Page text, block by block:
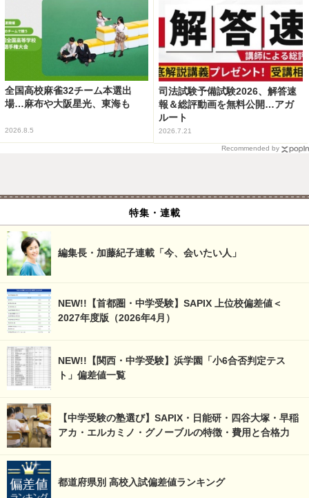
全国高校麻雀32チーム本選出
場…麻布や大阪星光、東海も
2026.8.5
司法試験予備試験2026、解答速
報＆総評動画を無料公開…アガ
ルート
2026.7.21
Recommended by
特集・連載
編集長・加藤紀子連載「今、会いたい人」
NEW!!【首都圏・中学受験】SAPIX 上位校偏差値＜
2027年度版（2026年4月）
NEW!!【関西・中学受験】浜学園「小6合否判定テス
ト」偏差値一覧
【中学受験の塾選び】SAPIX・日能研・四谷大塚・早稲
アカ・エルカミノ・グノーブルの特徴・費用と合格力
都道府県別 高校入試偏差値ランキング